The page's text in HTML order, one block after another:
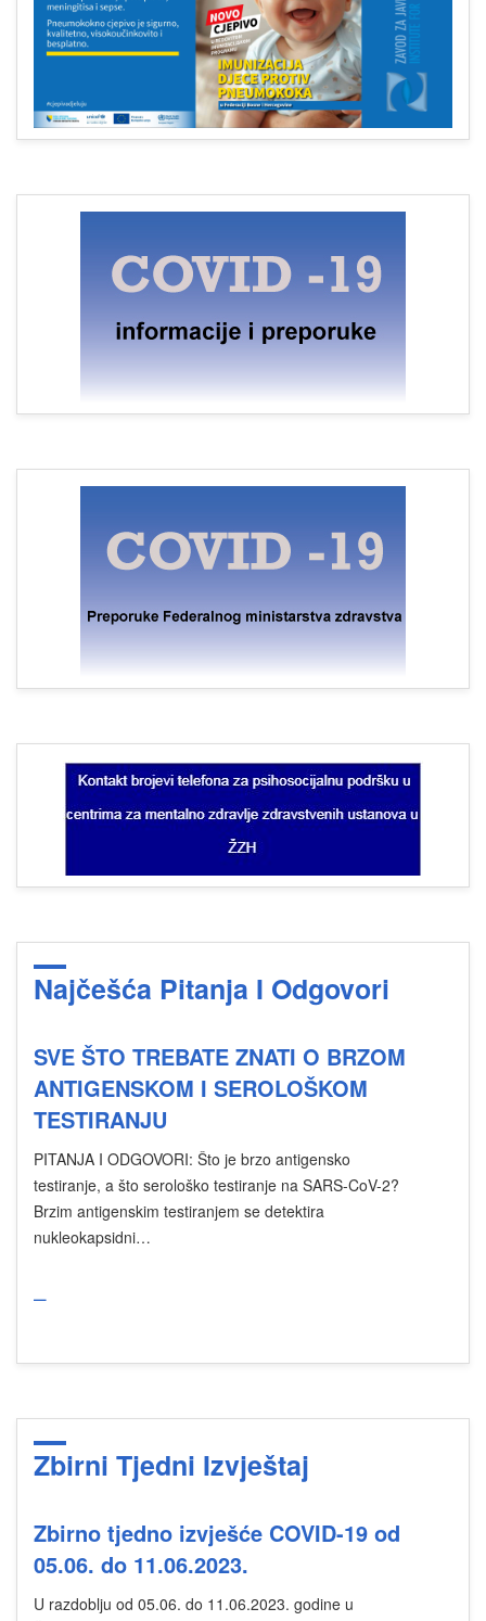
Najčešća Pitanja I Odgovori
SVE ŠTO TREBATE ZNATI O BRZOM
ANTIGENSKOM I SEROLOŠKOM
TESTIRANJU
PITANJA I ODGOVORI: Što je brzo antigensko
testiranje, a što serološko testiranje na SARS-CoV-2?
Brzim antigenskim testiranjem se detektira
nukleokapsidni…
Zbirni Tjedni Izvještaj
Zbirno tjedno izvješće COVID-19 od
05.06. do 11.06.2023.
U razdoblju od 05.06. do 11.06.2023. godine u